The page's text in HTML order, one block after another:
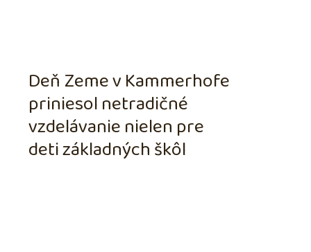
Deň Zeme v Kammerhofe
priniesol netradičné
vzdelávanie nielen pre
deti základných škôl